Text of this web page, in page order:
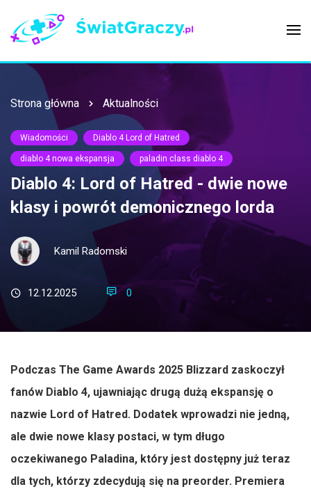
Strona główna Aktualności
Wiadomości Diablo 4 Lord of Hatred
diablo 4 nowa ekspansja paladin class diablo 4
Diablo 4: Lord of Hatred - dwie nowe
klasy i powrót demonicznego lorda
Kamil Radomski
12.12.2025 0
Podczas The Game Awards 2025 Blizzard zaskoczył
fanów Diablo 4, ujawniając drugą dużą ekspansję o
nazwie Lord of Hatred. Dodatek wprowadzi nie jedną,
ale dwie nowe klasy postaci, w tym długo
oczekiwanego Paladina, który jest dostępny już teraz
dla tych, którzy zdecydują się na preorder. Premiera